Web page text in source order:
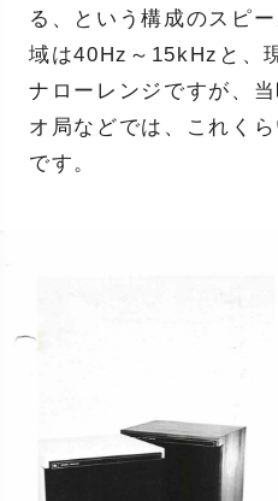
る、という構成のスピ
域は40Hz～15kHzと、
ナローレンジですが、
オ局などでは、これく
です。